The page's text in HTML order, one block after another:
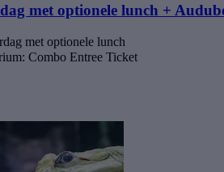
met optionele lunch +
met optionele lunch
Combo Entree Ticket